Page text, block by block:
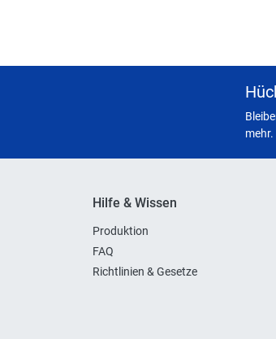
mehr.
Hilfe & Wissen
Produktion
FAQ
Richtlinien & Gesetze